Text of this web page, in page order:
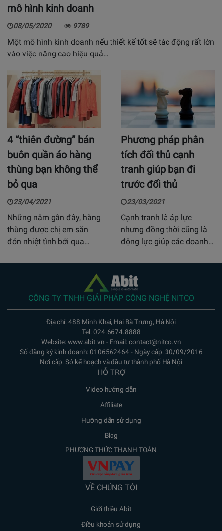
mô hình kinh doanh
08/05/2020 9789
Một mô hình kinh doanh nếu thiết kế tốt sẽ tác động rất lớn
vào việc nâng cao hiệu quả…
4 “thiên đường” bán
buôn quần áo hàng
thùng bạn không thể
bỏ qua
23/04/2021
Những năm gần đây, hàng
thùng được chị em săn
đón nhiệt tình bởi qua…
Phương pháp phân
tích đối thủ cạnh
tranh giúp bạn đi
trước đối thủ
23/03/2021
Cạnh tranh là áp lực
nhưng đồng thời cũng là
động lực giúp các doanh…
CÔNG TY TNHH GIẢI PHÁP CÔNG NGHỆ NITCO
Địa chỉ: 488 Minh Khai, Hai Bà Trưng, Hà Nội
Tel: 024.6674.8888
Website: www.abit.vn - Email: contact@nitco.vn
Số đăng ký kinh doanh: 0106562464 - Ngày cấp: 30/09/2016
Nơi cấp: Sở kế hoạch và đầu tư thành phố Hà Nội
HỖ TRỢ
Video hướng dẫn
Affiliate
Hưỡng dẫn sử dụng
Blog
PHƯƠNG THỨC THANH TOÁN
VỀ CHÚNG TÔI
Giới thiệu Abit
Điều khoản sử dụng